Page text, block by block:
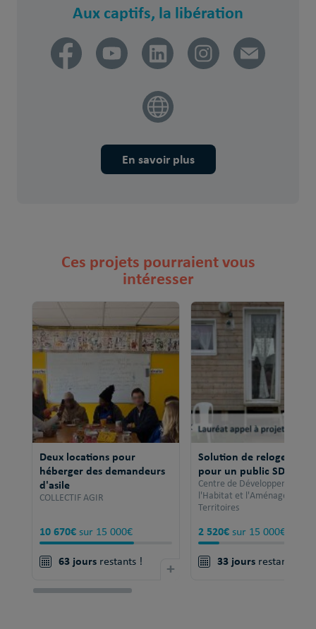
Aux captifs, la libération
En savoir plus
Ces projets pourraient vous
intéresser
Deux locations pour
héberger des demandeurs
d'asile
COLLECTIF AGIR
10 670€ sur 15 000€
63 jours restants ! +
Solution de relogement
pour un public SDF
Centre de Développement
l'Habitat et l'Aménagement
Territoires
2 520€ sur 15 000€
33 jours restants !